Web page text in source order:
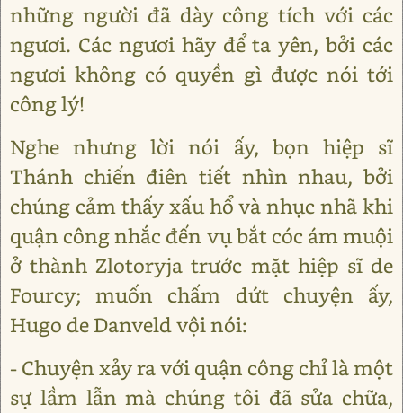
những người đã dày công tích với các
ngươi. Các ngươi hãy để ta yên, bởi các
ngươi không có quyền gì được nói tới
công lý!
Nghe nhưng lời nói ấy, bọn hiệp sĩ
Thánh chiến điên tiết nhìn nhau, bởi
chúng cảm thấy xấu hổ và nhục nhã khi
quận công nhắc đến vụ bắt cóc ám muội
ở thành Zlotoryja trước mặt hiệp sĩ de
Fourcy; muốn chấm dứt chuyện ấy,
Hugo de Danveld vội nói:
- Chuyện xảy ra với quận công chỉ là một
sự lầm lẫn mà chúng tôi đã sửa chữa,